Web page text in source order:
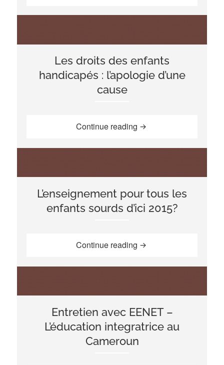
Les droits des enfants
handicapés : l’apologie d’une
cause
Continue reading “Les droits des enfants
L’enseignement pour tous les
enfants sourds d’ici 2015?
Continue reading “L’enseignement pour
Entretien avec EENET –
L’éducation integratrice au
Cameroun